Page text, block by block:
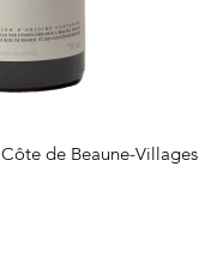
Côte de Beaune-Villages